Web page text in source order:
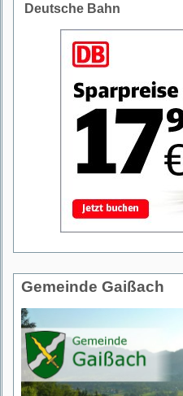
Deutsche Bahn
Gemeinde Gaißach